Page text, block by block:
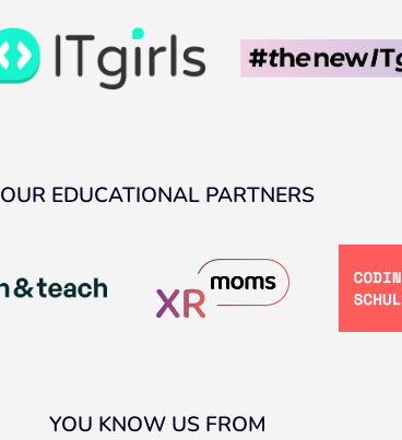
OUR EDUCATIONAL PARTNERS
YOU KNOW US FROM